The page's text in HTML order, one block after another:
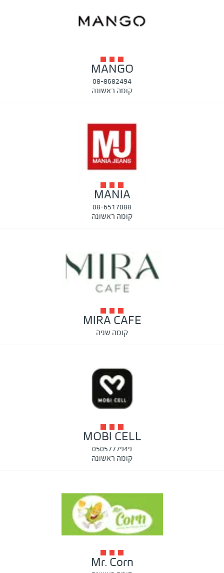
MANGO
08-8682494
קומה ראשונה
MANIA
08-6517088
קומה ראשונה
MIRA CAFE
קומה שניה
MOBI CELL
0505777949
קומה ראשונה
Mr. Corn